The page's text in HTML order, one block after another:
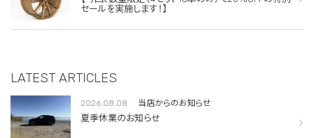
セールを実施します！】
LATEST ARTICLES
2026.08.08 当店からのお知らせ
夏季休業のお知らせ